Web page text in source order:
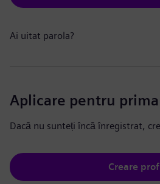
Ai uitat parola?
Aplicare pentru
Dacă nu sunteți încă înregistrat,
Creare